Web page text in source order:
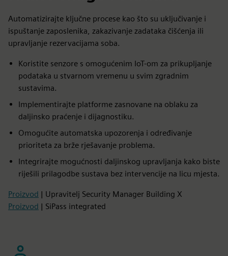
Automatizirajte ključne procese kao što su uključivanje i
ispuštanje zaposlenika, zakazivanje zadataka čišćenja ili
upravljanje rezervacijama soba.
Koristite senzore s omogućenim IoT-om za prikupljanje
podataka u stvarnom vremenu u svim zgradnim
sustavima.
Implementirajte platforme zasnovane na oblaku za
daljinsko praćenje i dijagnostiku.
Omogućite automatska upozorenja i određivanje
prioriteta za brže rješavanje problema.
Integrirajte mogućnosti daljinskog upravljanja kako biste
riješili prilagodbe sustava bez intervencije na licu mjesta.
Proizvod | Upravitelj Security Manager Building X
Proizvod | SiPass integrated